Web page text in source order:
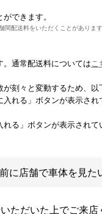
できます。
間配送料をいただくことがありま
通常配送料についてはこ
刻々と変動するため、以
れる」ボタンが表示され
る」ボタンが表示されて
に店舗で車体を見た
ただいた上でご来店